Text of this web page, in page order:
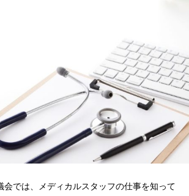
会では、メディカルスタッフの仕事を知って